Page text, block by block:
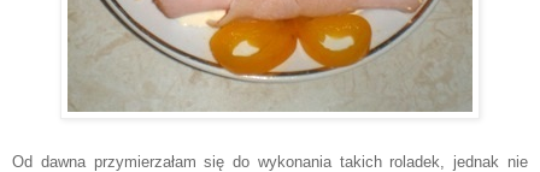
Od dawna przymierzałam się do wykonania takich roladek, jednak nie